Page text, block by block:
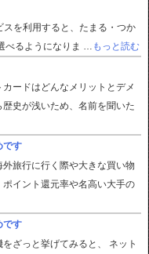
を利用すると、たまる・つか
べるようになりま …
もっと読む
ードはどんなメリットとデメ
史が浅いため、名前を聞いた
です
旅行に行く際や大きな買い物
イント還元率や名高い大手の
です
ざっと挙げてみると、 ネット